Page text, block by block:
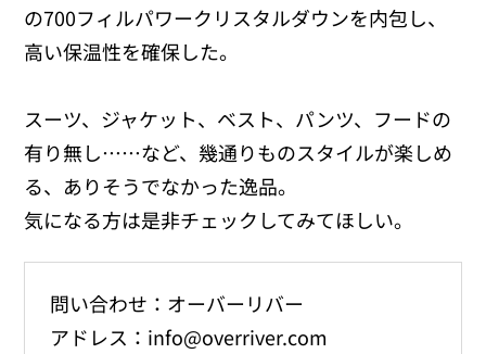
の700フィルパワークリスタルダウンを内包し、
高い保温性を確保した。
スーツ、ジャケット、ベスト、パンツ、フードの
有り無し……など、幾通りものスタイルが楽しめ
る、ありそうでなかった逸品。
気になる方は是非チェックしてみてほしい。
問い合わせ：オーバーリバー
アドレス：info@overriver.com